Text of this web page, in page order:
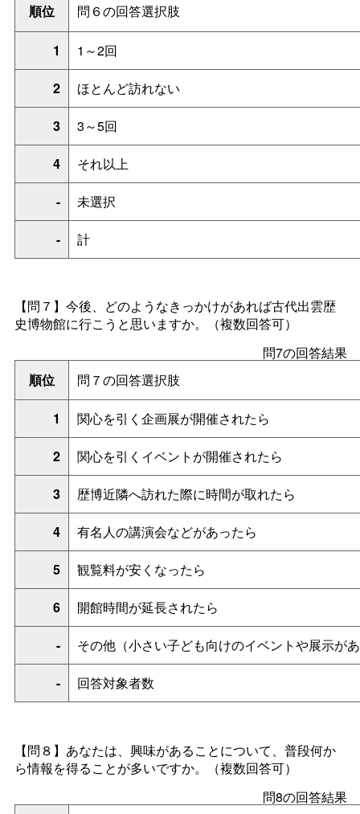
順位
問６の回答選択肢
1 1～2回
2 ほとんど訪れない
3 3～5回
4 それ以上
- 未選択
- 計
【問７】 今後、どのようなきっかけがあれば古代出雲歴
史博物館に行こうと思いますか。（複数回答可）
問7の回答結果
順位
問７の回答選択肢
1 関心を引く企画展が開催されたら
2 関心を引くイベントが開催されたら
3 歴博近隣へ訪れた際に時間が取れたら
4 有名人の講演会などがあったら
5 観覧料が安くなったら
6 開館時間が延長されたら
- その他（小さい子ども向けのイベントや展示が
- 回答対象者数
【問８】あなたは、 興味があることについて、普段何か
ら情報を得ることが多いですか。（複数回答可）
問8の回答結果